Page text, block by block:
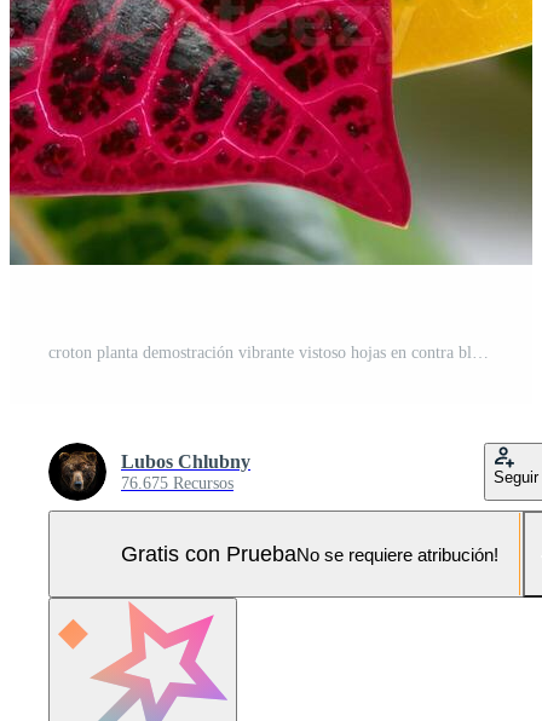
croton planta demostración vibrante vistoso hojas en contra blanco antecedentes Foto Pro
Lubos Chlubny
76.675 Recursos Seguir
Gratis con PruebaNo se requiere atribución!